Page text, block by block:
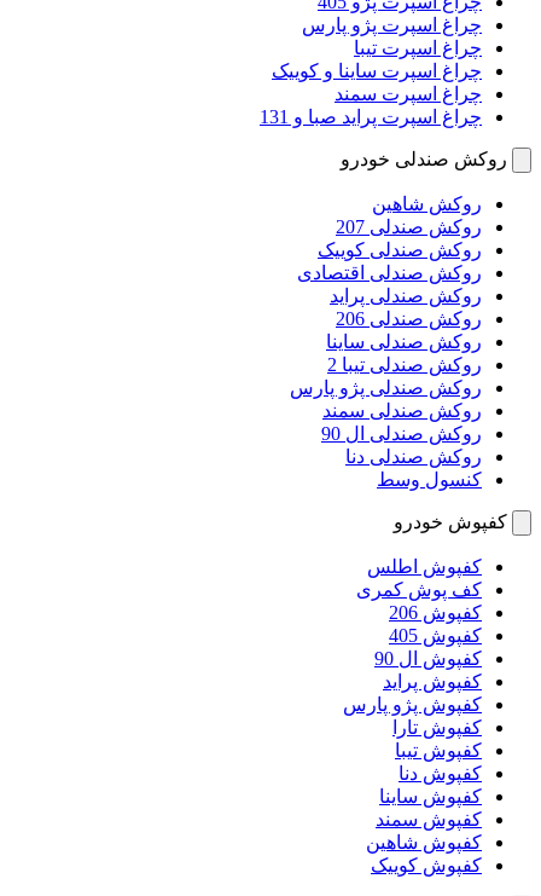
چراغ اسپرت پژو پارس
چراغ اسپرت تیبا
چراغ اسپرت ساینا و کوییک
چراغ اسپرت سمند
چراغ اسپرت پراید صبا و 131
روکش صندلی خودرو
روکش شاهین
روکش صندلی 207
روکش صندلی کوییک
روکش صندلی اقتصادی
روکش صندلی پراید
روکش صندلی 206
روکش صندلی ساینا
روکش صندلی تیبا 2
روکش صندلی پژو پارس
روکش صندلی سمند
روکش صندلی ال 90
روکش صندلی دنا
کنسول وسط
کفپوش خودرو
کفپوش اطلس
کف پوش کمری
کفپوش 206
کفپوش 405
کفپوش ال 90
کفپوش پراید
کفپوش پژو پارس
کفپوش تارا
کفپوش تیبا
کفپوش دنا
کفپوش ساینا
کفپوش سمند
کفپوش شاهین
کفپوش کوییک